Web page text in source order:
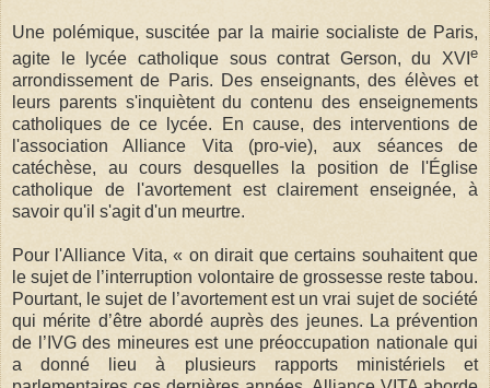
Une polémique, suscitée par la mairie socialiste de Paris,
agite le lycée catholique sous contrat Gerson, du XVI e
arrondissement de Paris. Des enseignants, des élèves et
leurs parents s'inquiètent du contenu des enseignements
catholiques de ce lycée. En cause, des interventions de
l'association Alliance Vita (pro-vie), aux séances de
catéchèse, au cours desquelles la position de l'Église
catholique de l'avortement est clairement enseignée, à
savoir qu'il s'agit d'un meurtre.
Pour l'Alliance Vita, « on dirait que certains souhaitent que
le sujet de l’interruption volontaire de grossesse reste tabou.
Pourtant, le sujet de l’avortement est un vrai sujet de société
qui mérite d’être abordé auprès des jeunes. La prévention
de l’IVG des mineures est une préoccupation nationale qui
a donné lieu à plusieurs rapports ministériels et